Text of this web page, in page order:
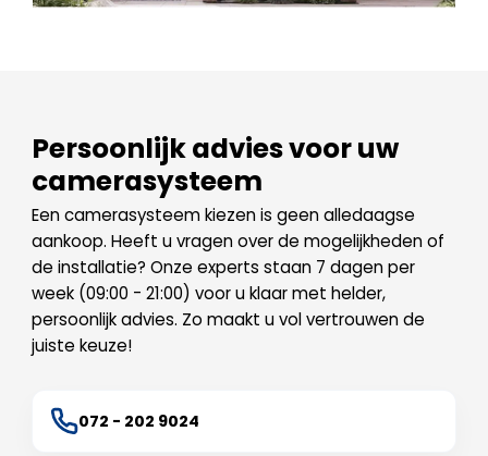
Persoonlijk advies voor uw
camerasysteem
Een camerasysteem kiezen is geen alledaagse
aankoop. Heeft u vragen over de mogelijkheden of
de installatie? Onze experts staan 7 dagen per
week (09:00 - 21:00) voor u klaar met helder,
persoonlijk advies. Zo maakt u vol vertrouwen de
juiste keuze!
072 - 202 9024